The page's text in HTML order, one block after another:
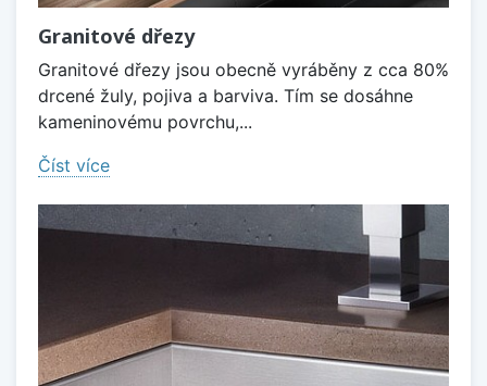
Granitové dřezy
Granitové dřezy jsou obecně vyráběny z cca 80%
drcené žuly, pojiva a barviva. Tím se dosáhne
kameninovému povrchu,...
Číst více